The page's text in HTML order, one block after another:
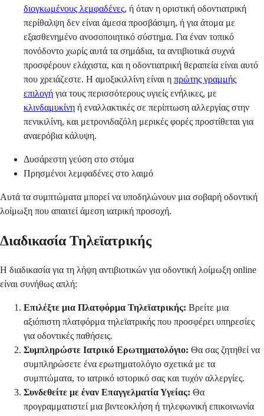
διογκωμένους λεμφαδένες, ή όταν η οριστική οδοντιατρική
περίθαλψη δεν είναι άμεσα προσβάσιμη, ή για άτομα με
εξασθενημένο ανοσοποιητικό σύστημα. Για έναν τοπικό
πονόδοντο χωρίς αυτά τα σημάδια, τα αντιβιοτικά συχνά
προσφέρουν ελάχιστα, και η οδοντιατρική θεραπεία είναι αυτό
που χρειάζεστε. Η αμοξικιλλίνη είναι η πρώτης γραμμής
επιλογή για τους περισσότερους υγιείς ενήλικες, με
κλινδαμυκίνη ή εναλλακτικές σε περίπτωση αλλεργίας στην
πενικιλίνη, και μετρονιδαζόλη μερικές φορές προστίθεται για
αναερόβια κάλυψη.
Δυσάρεστη γεύση στο στόμα
Πρησμένοι λεμφαδένες στο λαιμό
Αυτά τα συμπτώματα μπορεί να υποδηλώνουν μια σοβαρή οδοντική
λοίμωξη που απαιτεί άμεση ιατρική προσοχή.
Διαδικασία Τηλεϊατρικής
Η διαδικασία για τη λήψη αντιβιοτικών για οδοντική λοίμωξη online
είναι συνήθως απλή:
Επιλέξτε μια Πλατφόρμα Τηλεϊατρικής: Βρείτε μια
αξιόπιστη πλατφόρμα τηλεϊατρικής που προσφέρει υπηρεσίες
για οδοντικές παθήσεις.
Συμπληρώστε Ιατρικό Ερωτηματολόγιο: Θα σας ζητηθεί να
συμπληρώσετε ένα ερωτηματολόγιο σχετικά με τα
συμπτώματα, το ιατρικό ιστορικό σας και τυχόν αλλεργίες.
Συνδεθείτε με έναν Επαγγελματία Υγείας: Θα
προγραμματιστεί μια βιντεοκλήση ή τηλεφωνική επικοινωνία